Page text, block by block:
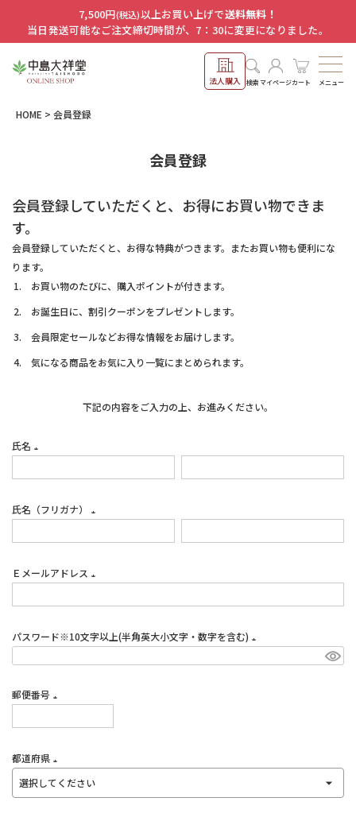
7,500円(税込)以上お買い上げで送料無料！
当日発送可能なご注文締切時間が、7：30に変更になりました。
法人購入 検索マイページカート メニュー
HOME 会員登録
会員登録
会員登録していただくと、お得にお買い物できま
す。
会員登録していただくと、お得な特典がつきます。またお買い物も便利にな
ります。
お買い物のたびに、購入ポイントが付きます。
お誕生日に、割引クーポンをプレゼントします。
会員限定セールなどお得な情報をお届けします。
気になる商品をお気に入り一覧にまとめられます。
下記の内容をご入力の上、お進みください。
氏名
氏名（フリガナ）
Ｅメールアドレス
パスワード※10文字以上(半角英大小文字・数字を含む)
(必
郵便番号
都道府県
(必